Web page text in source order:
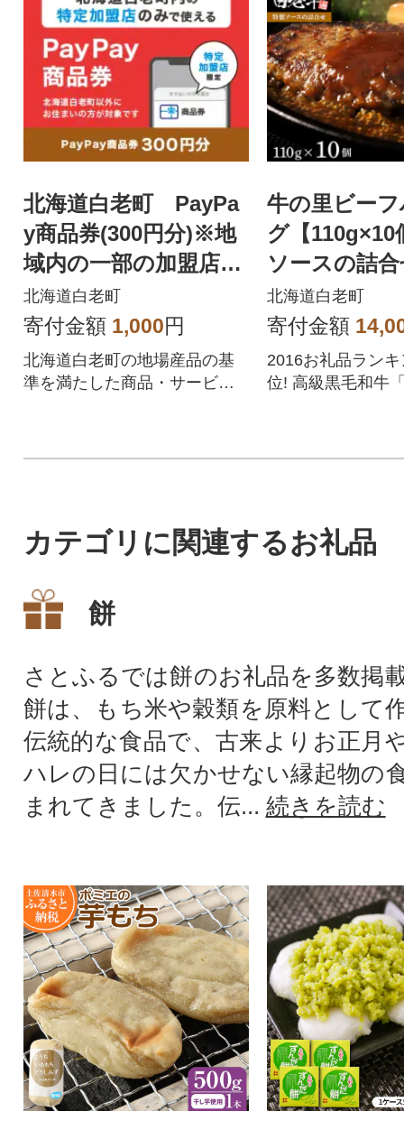
北海道白老町 PayPa
y商品券(300円分)※地
域内の一部の加盟店の
みで利用可
北海道白老町
寄付金額 1,000円
北海道白老町の地場産品の基
準を満たした商品・サービス
牛の里ビー
グ【110g×10
ソースの詰
北海道白老町
寄付金額
2016お礼品ラン
位! 高級黒毛和牛
カテゴリに関連するお礼品
餅
さとふるでは餅のお礼品を多数掲
餅は、もち米や穀類を原料として
伝統的な食品で、古来よりお正月
ハレの日には欠かせない縁起物の
まれてきました。伝... 続きを読む